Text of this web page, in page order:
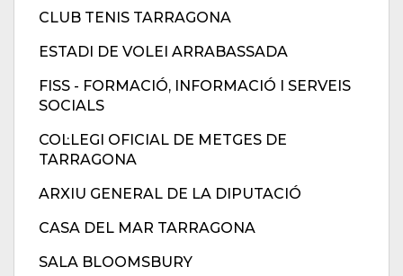
CLUB TENIS TARRAGONA
ESTADI DE VOLEI ARRABASSADA
FISS - FORMACIÓ, INFORMACIÓ I SERVEIS
SOCIALS
COL·LEGI OFICIAL DE METGES DE
TARRAGONA
ARXIU GENERAL DE LA DIPUTACIÓ
CASA DEL MAR TARRAGONA
SALA BLOOMSBURY